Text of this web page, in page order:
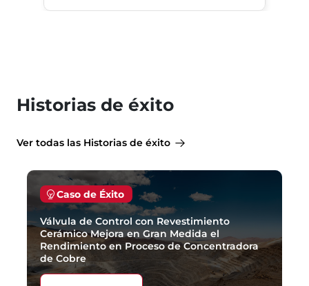
Historias de éxito
Ver todas las Historias de éxito
Caso de Éxito
Válvula de Control con Revestimiento
Cerámico Mejora en Gran Medida el
Rendimiento en Proceso de Concentradora
de Cobre